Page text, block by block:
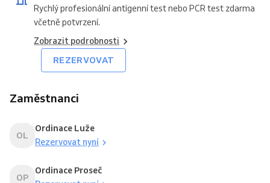
Rychlý profesionální antigenní test nebo PCR test zdarma
včetně potvrzení.
Zobrazit podrobnosti
REZERVOVAT
Zaměstnanci
OL
Ordinace Luže
Rezervovat nyní
OP
Ordinace Proseč